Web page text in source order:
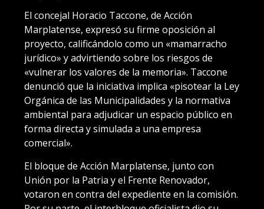
El concejal Horacio Taccone, de Acción
Marplatense, expresó su firme oposición al
proyecto, calificándolo como un «mamarracho
jurídico» y advirtiendo sobre los riesgos de
«vulnerar los valores de la memoria». Taccone
denunció que la iniciativa implica «pisotear la Ley
Orgánica de las Municipalidades y la normativa
ambiental para adjudicar un espacio público en
forma directa y simulada a una empresa
comercial».
El bloque de Acción Marplatense, junto con
Unión por la Patria y el Frente Renovador,
votaron en contra del expediente en la comisión.